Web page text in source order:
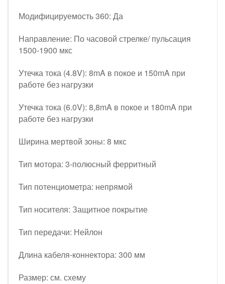
Модифицируемость 360: Да
Направление: По часовой стрелке/ пульсация
1500-1900 мкс
Утечка тока (4.8V): 8mA в покое и 150mA при
работе без нагрузки
Утечка тока (6.0V): 8,8mA в покое и 180mA при
работе без нагрузки
Ширина мертвой зоны: 8 мкс
Тип мотора: 3-полюсный ферритный
Тип потенциометра: непрямой
Тип носителя: Защитное покрытие
Тип передачи: Нейлон
Длина кабеля-коннектора: 300 мм
Размер: см. схему